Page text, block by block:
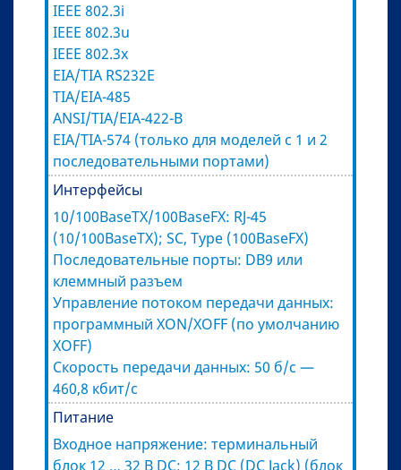
IEEE 802.3i
IEEE 802.3u
IEEE 802.3x
EIA/TIA RS232E
TIA/EIA-485
ANSI/TIA/EIA-422-B
EIA/TIA-574 (только для моделей с 1 и 2
последовательными портами)
Интерфейсы
10/100BaseTX/100BaseFX: RJ-45
(10/100BaseTX); SC, Type (100BaseFX)
Последовательные порты: DB9 или
клеммный разъем
Управление потоком передачи данных:
программный XON/XOFF (по умолчанию
XOFF)
Скорость передачи данных: 50 б/с —
460,8 кбит/с
Питание
Входное напряжение: терминальный
блок 12 … 32 В DC; 12 В DC (DC Jack) (блок